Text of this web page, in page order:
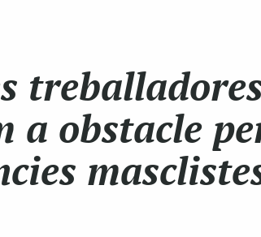
a obstacle